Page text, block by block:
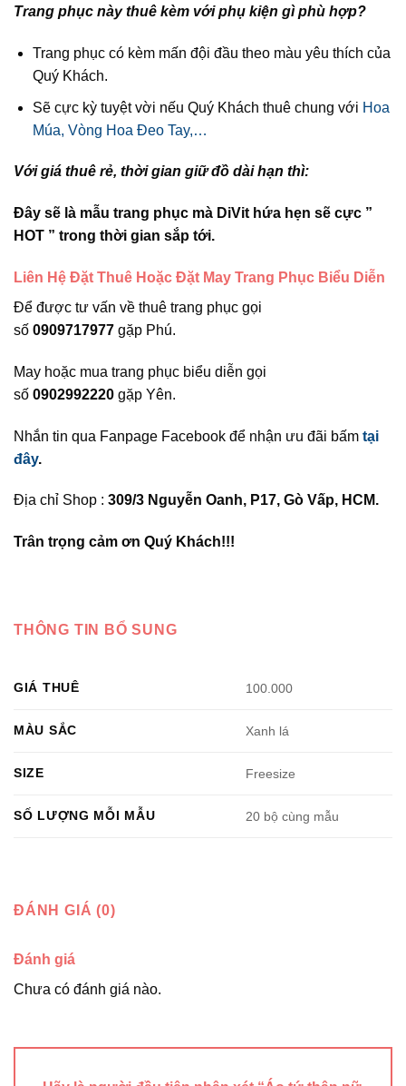
Trang phục này thuê kèm với phụ kiện gì phù hợp?
Trang phục có kèm mấn đội đầu theo màu yêu thích của
Quý Khách.
Sẽ cực kỳ tuyệt vời nếu Quý Khách thuê chung với Hoa
Múa, Vòng Hoa Đeo Tay,…
Với giá thuê rẻ, thời gian giữ đồ dài hạn thì:
Đây sẽ là mẫu trang phục mà DiVit hứa hẹn sẽ cực ”
HOT ” trong thời gian sắp tới.
Liên Hệ Đặt Thuê Hoặc Đặt May Trang Phục Biểu Diễn
Để được tư vấn về thuê trang phục gọi
số 0909717977 gặp Phú.
May hoặc mua trang phục biểu diễn gọi
số 0902992220 gặp Yên.
Nhắn tin qua Fanpage Facebook để nhận ưu đãi bấm tại
đây.
Địa chỉ Shop : 309/3 Nguyễn Oanh, P17, Gò Vấp, HCM.
Trân trọng cảm ơn Quý Khách!!!
THÔNG TIN BỔ SUNG
GIÁ THUÊ 100.000
MÀU SẮC Xanh lá
SIZE Freesize
SỐ LƯỢNG MỖI MẪU 20 bộ cùng mẫu
ĐÁNH GIÁ (0)
Đánh giá
Chưa có đánh giá nào.